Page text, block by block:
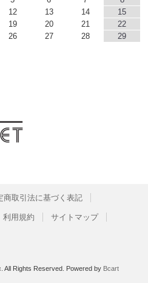
12 13 14
15
19 20 21
22
26 27 28
29
商取引法に基づく表記
利用規約 サイトマップ
All Rights Reserved. Powered by Bcart